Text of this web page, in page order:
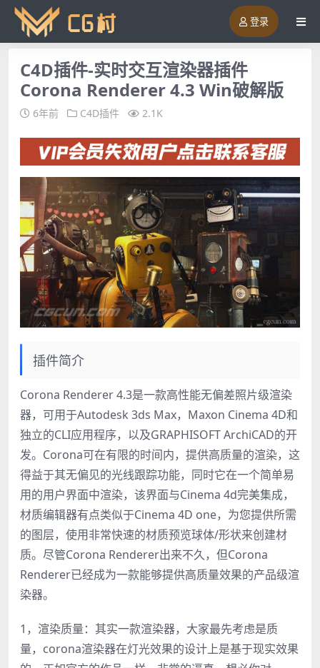
登录
C4D插件-实时交互渲染器插件
Corona Renderer 4.3 Win破解版
6年前 C4D插件 2.1K
插件简介
Corona Renderer 4.3是一款高性能无偏差照片级渲染
器，可用于Autodesk 3ds Max，Maxon Cinema 4D和
独立的CLI应用程序，以及GRAPHISOFT ArchiCAD的开
发。Corona可在有限的时间内，提供高质量的渲染，这
得益于其无偏见的光线跟踪功能，同时它在一个简单易
用的用户界面中渲染，该界面与Cinema 4d完美集成，
材质编辑器有点类似于Cinema 4D one，为您提供所需
的图层，使用非常快速的材质预览球体/形状来创建材
质。尽管Corona Renderer出来不久，但Corona
Renderer已经成为一款能够提供高质量效果的产品级渲
染器。
1，渲染质量：其实一款渲染器，大家最先考虑是质
量，corona渲染器在灯光效果的设计上是基于现实效果